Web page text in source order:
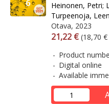
Heinonen, Petri;
Turpeenoja,
Otava, 2023
21,22 € Excl. vat
(18,70
Product
Digital online
Available